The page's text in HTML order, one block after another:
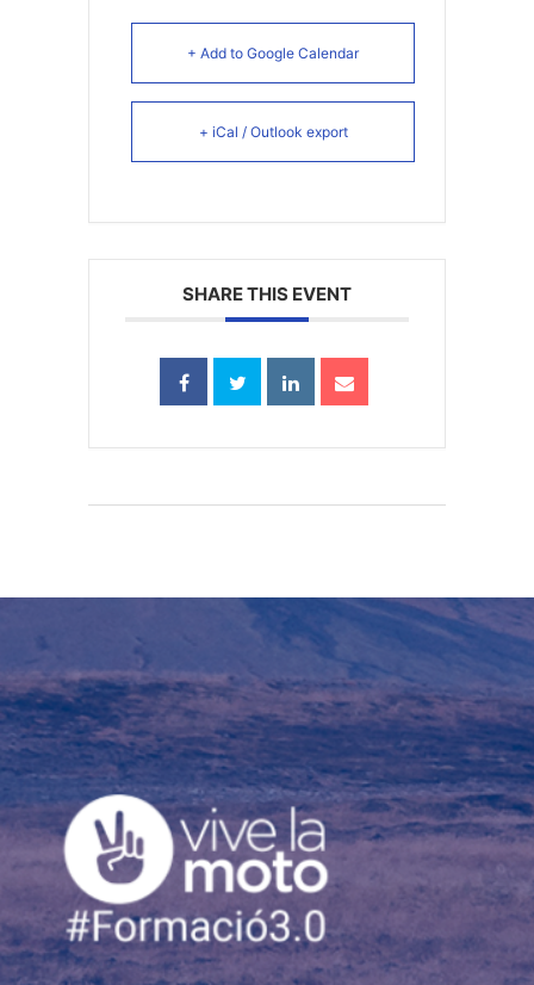
+ Add to Google Calendar
+ iCal / Outlook export
SHARE THIS EVENT